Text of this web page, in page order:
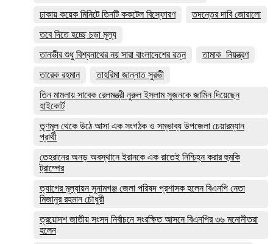
ঢাকায় কয়েক মিনিটে তিনটি ককটেল বিস্ফোরণ
তদন্তের দাবি জোরালো
তবে দিতে হচ্ছে চড়া মূল্য
তানভীর শুধু বিশ্বনাথের নয় সারা বাংলাদেশের রত্ন
তামাক_নিয়ন্ত্রণ
তারেক রহমান
তাহরিমা জান্নাত সুরভী
তিন মামলায় সাবেক রেলমন্ত্রী নুরুল ইসলাম সুজনকে জামিন দিয়েছেন
হাইকোর্ট
তৃণমূল থেকে উঠে আসা এক সংগঠক ও সম্ভাব্য উপজেলা চেয়ারম্যান
প্রার্থী
তেহরানের অনড় অবস্থানে ইরানকে এক রাতেই নিশ্চিহ্ন করার হুমকি
ট্রাম্পের
ত্যাগের মূল্যায়ন সুনামগঞ্জ জেলা পরিষদ প্রশাসক হলেন বিএনপি নেতা
মিজানুর রহমান চৌধুরী
ত্রয়োদশ জাতীয় সংসদ নির্বাচনে সংরক্ষিত আসনে বিএনপির ৩৬ মনোনীতরা
হলেন